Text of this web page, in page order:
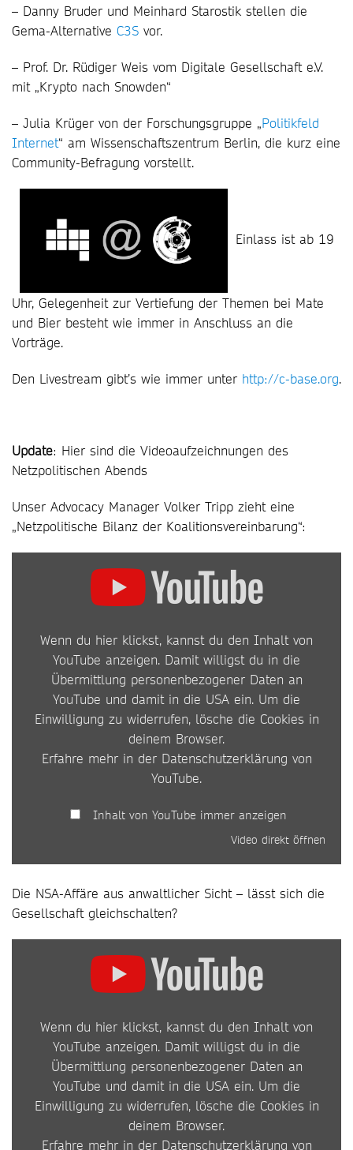
– Danny Bruder und Meinhard Starostik stellen die
Gema-Alternative C3S vor.
– Prof. Dr. Rüdiger Weis vom Digitale Gesellschaft e.V.
mit „Krypto nach Snowden“
– Julia Krüger von der Forschungsgruppe „Politikfeld
Internet“ am Wissenschaftszentrum Berlin, die kurz eine
Community-Befragung vorstellt.
Einlass ist ab 19
Uhr, Gelegenheit zur Vertiefung der Themen bei Mate
und Bier besteht wie immer in Anschluss an die
Vorträge.
Den Livestream gibt’s wie immer unter http://c-base.org.
Update: Hier sind die Videoaufzeichnungen des
Netzpolitischen Abends
Unser Advocacy Manager Volker Tripp zieht eine
„Netzpolitische Bilanz der Koalitionsvereinbarung“:
ANZEIGEN
Wenn du hier klickst, kannst du den Inhalt von
YouTube anzeigen. Damit willigst du in die
Übermittlung personenbezogener Daten an
YouTube und damit in die USA ein. Um die
Einwilligung zu widerrufen, lösche die Cookies in
deinem Browser.
Erfahre mehr in der Datenschutzerklärung von
YouTube.
Inhalt von YouTube immer anzeigen
Video direkt öffnen
Die NSA-Affäre aus anwaltlicher Sicht – lässt sich die
Gesellschaft gleichschalten?
ANZEIGEN
Wenn du hier klickst, kannst du den Inhalt von
YouTube anzeigen. Damit willigst du in die
Übermittlung personenbezogener Daten an
YouTube und damit in die USA ein. Um die
Einwilligung zu widerrufen, lösche die Cookies in
deinem Browser.
Erfahre mehr in der Datenschutzerklärung von